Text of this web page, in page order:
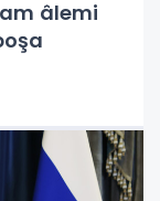
âlemi